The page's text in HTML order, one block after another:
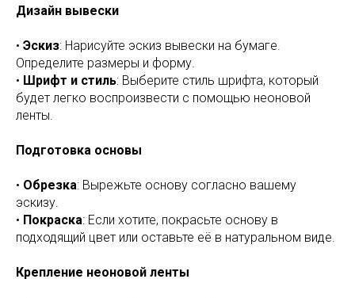
Дизайн вывески
• Эскиз: Нарисуйте эскиз вывески на бумаге.
Определите размеры и форму.
• Шрифт и стиль: Выберите стиль шрифта, который
будет легко воспроизвести с помощью неоновой
ленты.
Подготовка основы
• Обрезка: Вырежьте основу согласно вашему
эскизу.
• Покраска: Если хотите, покрасьте основу в
подходящий цвет или оставьте её в натуральном виде.
Крепление неоновой ленты